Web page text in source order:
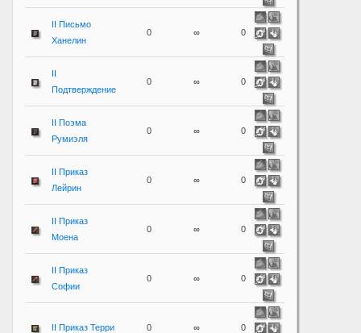
II Письмо
Ханелин
0 ∞ 0
II
Подтверждение
0 ∞ 0
II Поэма
Румиэля
0 ∞ 0
II Приказ
Лейрин
0 ∞ 0
II Приказ
Моена
0 ∞ 0
II Приказ
Софии
0 ∞ 0
II Приказ Терри 0 ∞ 0